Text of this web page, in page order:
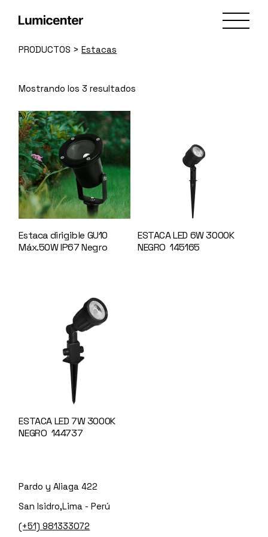
PRODUCTOS >Estacas
Mostrando los 3 resultados
Estaca dirigible GU10
Máx.50W IP67 Negro
ESTACA LED 6W 3000K
NEGRO 145165
ESTACA LED 7W 3000K
NEGRO 144737
Pardo y Aliaga 422
San Isidro,Lima - Perú
(+51) 981333072